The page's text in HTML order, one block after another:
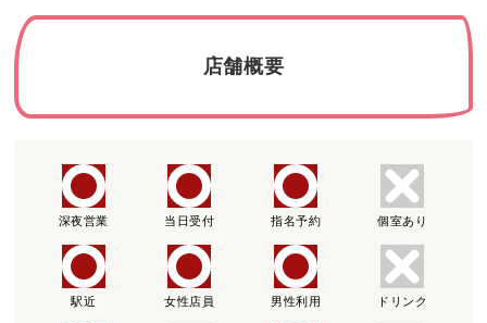
店舗概要
深夜営業 当日受付 指名予約 個室あり
駅近 女性店員 男性利用 ドリンク